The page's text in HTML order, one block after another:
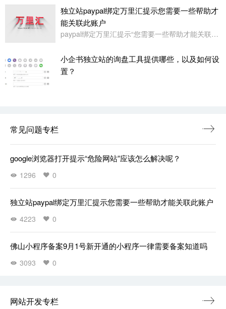
独立站paypal绑定万里汇提示您需要一些帮助才
能关联此账户
paypal绑定万里汇提示“您需要一些帮助才能关联此账户。请联系我们寻求帮助,或者您也可以绑定其它账户”
小企书独立站的询盘工具提供哪些，以及如何设
置？
常见问题专栏
google浏览器打开提示“危险网站”应该怎么解决呢？
1296 0
独立站paypal绑定万里汇提示您需要一些帮助才能关联此账户
4223 0
佛山小程序备案9月1号新开通的小程序一律需要备案知道吗
3093 0
网站开发专栏